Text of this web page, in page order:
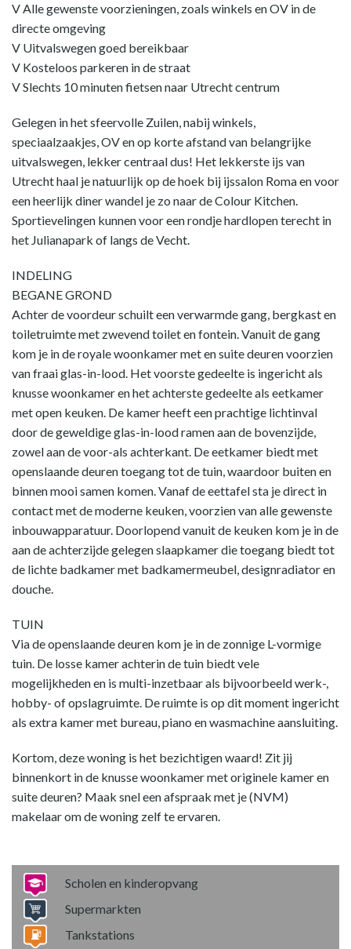
V Alle gewenste voorzieningen, zoals winkels en OV in de
directe omgeving
V Uitvalswegen goed bereikbaar
V Kosteloos parkeren in de straat
V Slechts 10 minuten fietsen naar Utrecht centrum
Gelegen in het sfeervolle Zuilen, nabij winkels,
speciaalzaakjes, OV en op korte afstand van belangrijke
uitvalswegen, lekker centraal dus! Het lekkerste ijs van
Utrecht haal je natuurlijk op de hoek bij ijssalon Roma en voor
een heerlijk diner wandel je zo naar de Colour Kitchen.
Sportievelingen kunnen voor een rondje hardlopen terecht in
het Julianapark of langs de Vecht.
INDELING
BEGANE GROND
Achter de voordeur schuilt een verwarmde gang, bergkast en
toiletruimte met zwevend toilet en fontein. Vanuit de gang
kom je in de royale woonkamer met en suite deuren voorzien
van fraai glas-in-lood. Het voorste gedeelte is ingericht als
knusse woonkamer en het achterste gedeelte als eetkamer
met open keuken. De kamer heeft een prachtige lichtinval
door de geweldige glas-in-lood ramen aan de bovenzijde,
zowel aan de voor-als achterkant. De eetkamer biedt met
openslaande deuren toegang tot de tuin, waardoor buiten en
binnen mooi samen komen. Vanaf de eettafel sta je direct in
contact met de moderne keuken, voorzien van alle gewenste
inbouwapparatuur. Doorlopend vanuit de keuken kom je in de
aan de achterzijde gelegen slaapkamer die toegang biedt tot
de lichte badkamer met badkamermeubel, designradiator en
douche.
TUIN
Via de openslaande deuren kom je in de zonnige L-vormige
tuin. De losse kamer achterin de tuin biedt vele
mogelijkheden en is multi-inzetbaar als bijvoorbeeld werk-,
hobby- of opslagruimte. De ruimte is op dit moment ingericht
als extra kamer met bureau, piano en wasmachine aansluiting.
Kortom, deze woning is het bezichtigen waard! Zit jij
binnenkort in de knusse woonkamer met originele kamer en
suite deuren? Maak snel een afspraak met je (NVM)
makelaar om de woning zelf te ervaren.
Scholen en kinderopvang
Supermarkten
Tankstations